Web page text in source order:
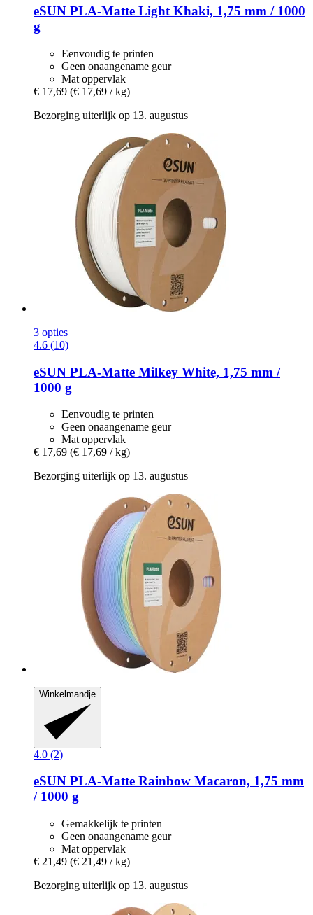
eSUN PLA-​Matte Light Khaki, 1,75 mm / 1000
g
Eenvoudig te printen
Geen onaangename geur
Mat oppervlak
€ 17,69 (€ 17,69 / kg)
Bezorging uiterlijk op 13. augustus
3 opties
4.6 (10)
eSUN PLA-​Matte Milkey White, 1,75 mm /
1000 g
Eenvoudig te printen
Geen onaangename geur
Mat oppervlak
€ 17,69 (€ 17,69 / kg)
Bezorging uiterlijk op 13. augustus
Winkelmandje
4.0 (2)
eSUN PLA-​Matte Rainbow Macaron, 1,75 mm
/ 1000 g
Gemakkelijk te printen
Geen onaangename geur
Mat oppervlak
€ 21,49 (€ 21,49 / kg)
Bezorging uiterlijk op 13. augustus